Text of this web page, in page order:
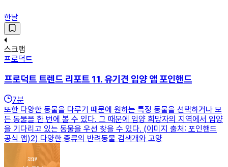
한날
스크랩
프로덕트
프로덕트 트렌드 리포트 11. 유기견 입양 앱 포인핸드
7분
또한 다양한 동물을 다루기 때문에 원하는 특정 동물을 선택하거나 모
든 동물을 한 번에 볼 수 있다. 그 때문에 입양 희망자의 지역에서 입양
을 기다리고 있는 동물을 우선 찾을 수 있다. (이미지 출처: 포인핸드
공식 앱)2) 다양한 종류의 반려동물 검색개와 고양